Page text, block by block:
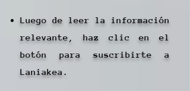
Luego de leer la información
relevante, haz clic en el
botón para suscribirte a
Laniakea.